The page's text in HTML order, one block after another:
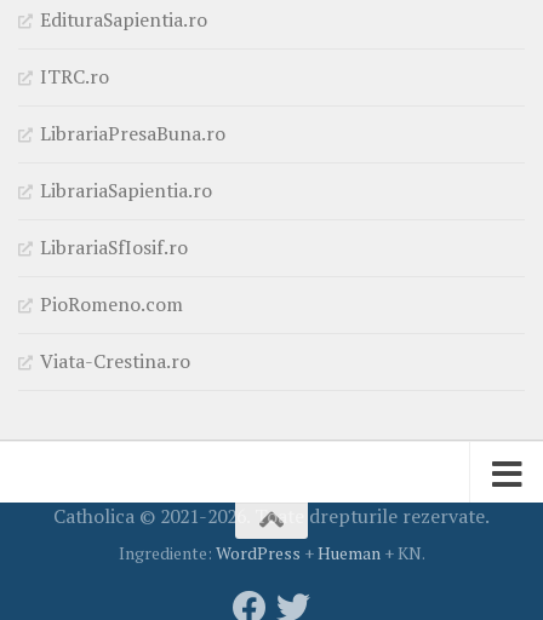
EdituraSapientia.ro
ITRC.ro
LibrariaPresaBuna.ro
LibrariaSapientia.ro
LibrariaSfIosif.ro
PioRomeno.com
Viata-Crestina.ro
Catholica © 2021-2026. Toate drepturile rezervate.
Ingrediente: WordPress +Hueman+ KN.